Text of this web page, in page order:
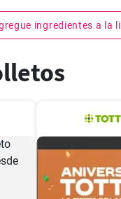
ingredientes a la